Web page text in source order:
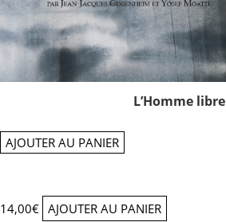
L’Homme libre
AJOUTER AU PANIER
14,00€ AJOUTER AU PANIER